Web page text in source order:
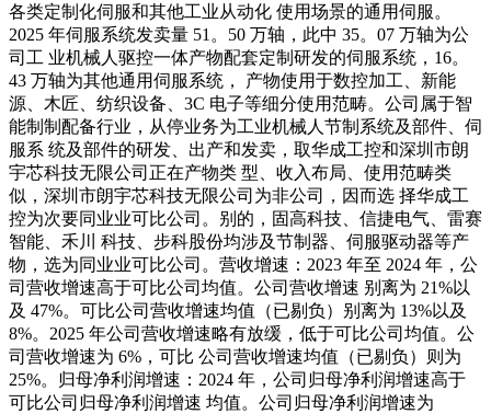
各类定制化伺服和其他工业从动化 使用场景的通用伺服。
2025 年伺服系统发卖量 51。50 万轴，此中 35。07 万轴为公
司工 业机械人驱控一体产物配套定制研发的伺服系统，16。
43 万轴为其他通用伺服系统， 产物使用于数控加工、新能
源、木匠、纺织设备、3C 电子等细分使用范畴。公司属于智
能制制配备行业，从停业务为工业机械人节制系统及部件、伺
服系 统及部件的研发、出产和发卖，取华成工控和深圳市朗
宇芯科技无限公司正在产物类 型、收入布局、使用范畴类
似，深圳市朗宇芯科技无限公司为非公司，因而选 择华成工
控为次要同业业可比公司。别的，固高科技、信捷电气、雷赛
智能、禾川 科技、步科股份均涉及节制器、伺服驱动器等产
物，选为同业业可比公司。营收增速：2023 年至 2024 年，公
司营收增速高于可比公司均值。公司营收增速 别离为 21%以
及 47%。可比公司营收增速均值（已剔负）别离为 13%以及
8%。2025 年公司营收增速略有放缓，低于可比公司均值。公
司营收增速为 6%，可比 公司营收增速均值（已剔负）则为
25%。归母净利润增速：2024 年，公司归母净利润增速高于
可比公司归母净利润增速 均值。公司归母净利润增速为